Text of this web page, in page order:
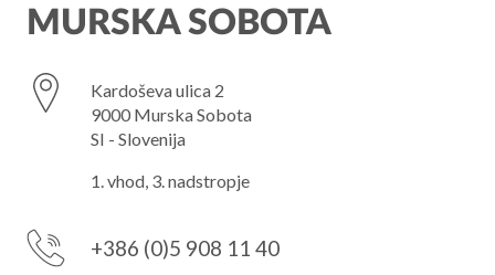
MURSKA SOBOTA
Kardoševa ulica 2
9000 Murska Sobota
SI - Slovenija
1. vhod, 3. nadstropje
+386 (0)5 908 11 40